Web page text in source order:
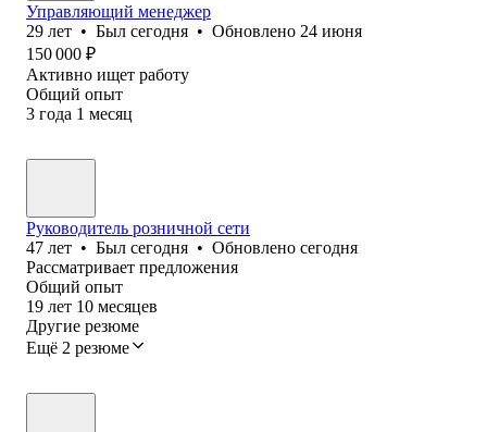
Управляющий менеджер
29 лет • Был сегодня • Обновлено 24 июня
150 000 ₽
Активно ищет работу
Общий опыт
3 года 1 месяц
Руководитель розничной сети
47 лет • Был сегодня • Обновлено сегодня
Рассматривает предложения
Общий опыт
19 лет 10 месяцев
Другие резюме
Ещё 2 резюме